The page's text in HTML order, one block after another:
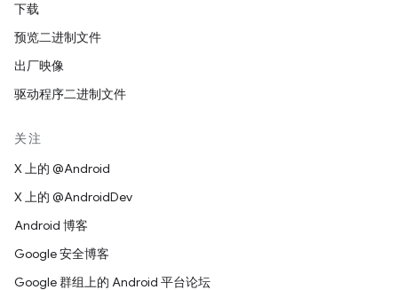
下载
预览二进制文件
出厂映像
驱动程序二进制文件
关注
X 上的 @Android
X 上的 @AndroidDev
Android 博客
Google 安全博客
Google 群组上的 Android 平台论坛